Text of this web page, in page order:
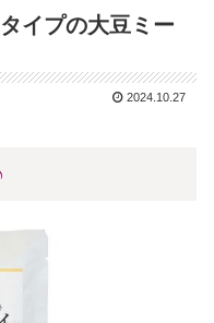
イプの大豆ミー
2024.10.27